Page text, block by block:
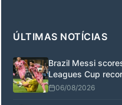
ÚLTIMAS NOTÍCIAS
Brazil Messi
Leagues Cup
06/08/2026